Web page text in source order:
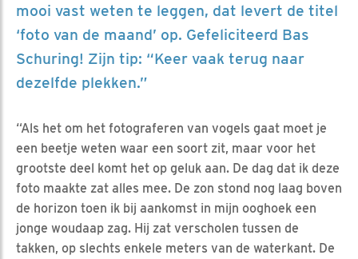
mooi vast weten te leggen, dat levert de titel
‘foto van de maand’ op. Gefeliciteerd Bas
Schuring! Zijn tip: “Keer vaak terug naar
dezelfde plekken.”
“Als het om het fotograferen van vogels gaat moet je
een beetje weten waar een soort zit, maar voor het
grootste deel komt het op geluk aan. De dag dat ik deze
foto maakte zat alles mee. De zon stond nog laag boven
de horizon toen ik bij aankomst in mijn ooghoek een
jonge woudaap zag. Hij zat verscholen tussen de
takken, op slechts enkele meters van de waterkant. De